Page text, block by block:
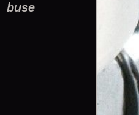
buse